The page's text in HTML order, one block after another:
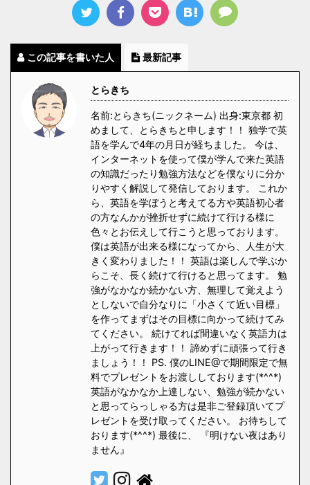
この記事を書いた人 最新記事
とらきち
名前:とらきち(ニックネーム) 出身:東京都 初
めまして、とらきちと申します！！ 独学で英
語を学んで4年の月日が経ちました。 今は、
インターネットを使って僕が学んで来た英語
の知識だったり勉強方法などを僕なりに分か
りやすく解説して発信しております。 これか
ら、英語を学ぼうと考えてる方や英語初心者
の方なんかが挫折せずに続けて行ける様に
色々とお伝えして行こうと思っております。
僕は英語が出来る様になってから、人生が大
きく変わりました！！ 英語は楽しんで学ぶか
らこそ、長く続けて行けると思ってます。 勉
強がなかなか続かない方、無理して覚えよう
としないで自分なりに「小さくて近い目標」
を作ってまずはその目標に向かって続けてみ
てください。 続けてれば間違いなく英語力は
上がって行きます！！ 諦めずに頑張って行き
ましょう！！ PS. 僕のLINE@で期間限定で無
料でプレゼントをお渡ししております(*^^*)
英語がなかなか上達しない、勉強が続かない
と思ってらっしゃる方は是非ご登録頂いてプ
レゼントを受け取ってください。 お待ちして
おります(*^^*) 最後に、 『明けない夜はあり
ません』